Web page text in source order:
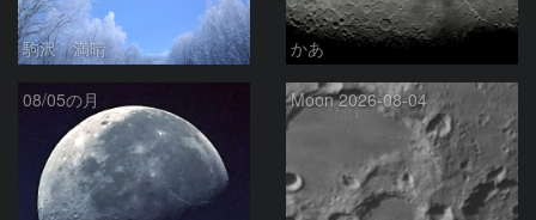
駒沢 満晴 かあ
08/05の月 Moon 2026-08-04